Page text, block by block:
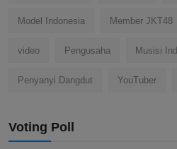
Model Indonesia Member JKT48
video Pengusaha Musisi
Penyanyi Dangdut YouTuber
Voting Poll